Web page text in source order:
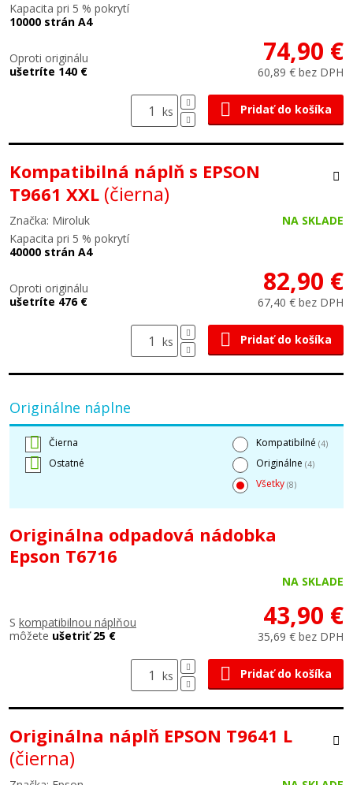
Kapacita pri 5 % pokrytí
10000 strán A4
Oproti originálu
ušetríte 140 €
74,90 €
60,89 € bez DPH
ks Pridať do košíka
Kompatibilná náplň s EPSON
T9661 XXL (čierna)
Značka: Miroluk
NA SKLADE
Kapacita pri 5 % pokrytí
40000 strán A4
Oproti originálu
ušetríte 476 €
82,90 €
67,40 € bez DPH
ks Pridať do košíka
Originálne náplne
Čierna
Ostatné
Kompatibilné (4)
Originálne (4)
Všetky (8)
Originálna odpadová nádobka
Epson T6716
NA SKLADE
S kompatibilnou náplňou
môžete ušetriť 25 €
43,90 €
35,69 € bez DPH
ks Pridať do košíka
Originálna náplň EPSON T9641 L
(čierna)